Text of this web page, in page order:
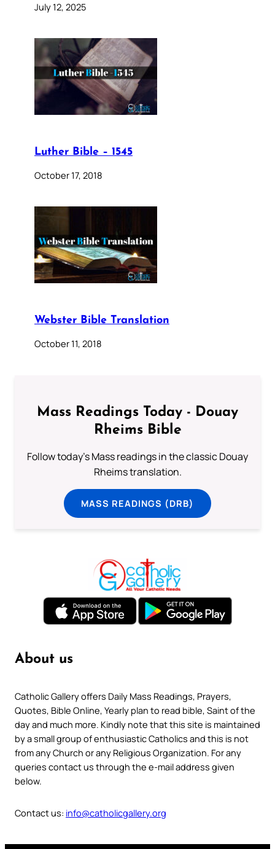
July 12, 2025
Luther Bible – 1545
October 17, 2018
Webster Bible Translation
October 11, 2018
Mass Readings Today - Douay
Rheims Bible
Follow today's Mass readings in the classic Douay
Rheims translation.
MASS READINGS (DRB)
About us
Catholic Gallery offers Daily Mass Readings, Prayers,
Quotes, Bible Online, Yearly plan to read bible, Saint of the
day and much more. Kindly note that this site is maintained
by a small group of enthusiastic Catholics and this is not
from any Church or any Religious Organization. For any
queries contact us through the e-mail address given
below.
Contact us: info@catholicgallery.org